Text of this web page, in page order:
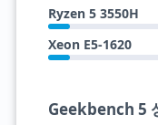
Ryzen 5 3550H
Xeon E5-1620
Geekbench 5